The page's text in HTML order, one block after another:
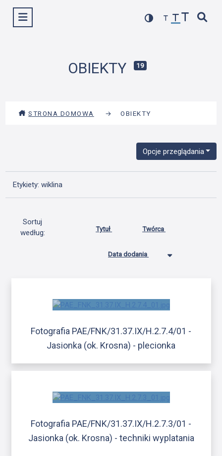
Wyświetl menu
OBIEKTY 19
STRONA DOMOWA → OBIEKTY
Opcje przeglądania
Etykiety: wiklina
Sortuj
według:
Tytuł Twórca
Data dodania
Fotografia PAE/FNK/31.37.IX/H.2.7.4/01 -
Jasionka (ok. Krosna) - plecionka
Fotografia PAE/FNK/31.37.IX/H.2.7.3/01 -
Jasionka (ok. Krosna) - techniki wyplatania